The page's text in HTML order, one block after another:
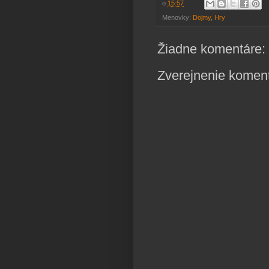
o 15:57
Menovky: Dojmy, Hry
Žiadne komentáre:
Zverejnenie